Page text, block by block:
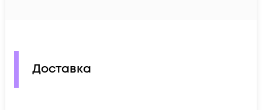
Доставка